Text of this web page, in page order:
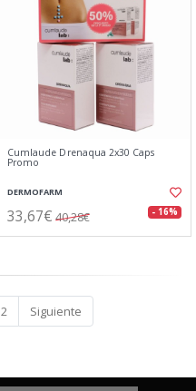
Cumlaude Drenaqua 2x30 Caps
Promo
DERMOFARM
33,67€ 40,28€ - 16%
2 Siguiente